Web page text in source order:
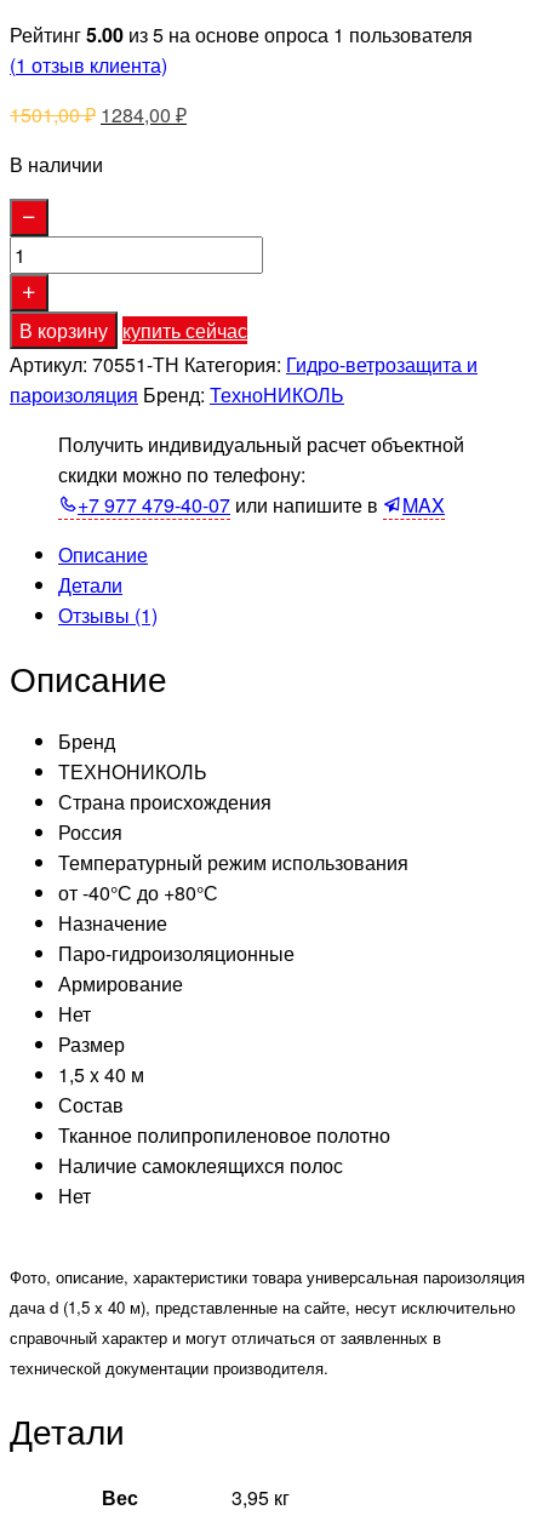
Рейтинг5.00 из 5 на основе опроса 1 пользователя
(1 отзыв клиента)
1501,00₽ Первоначальная
составляла
1284,00 ₽Текущая
В наличии
Количество
товара
Универсальная
пароизоляция
ДАЧА
D
В корзину купить сейчас
Артикул: 70551-ТН Категория: Гидро-ветрозащита и
пароизоляция Бренд: ТехноНИКОЛЬ
Получить индивидуальный расчет объектной
скидки можно по телефону:
+7 977 479-40-07 или напишите в
MAX
Описание
Детали
Отзывы (1)
Описание
Бренд
ТЕХНОНИКОЛЬ
Страна происхождения
Россия
Температурный режим использования
от -40°С до +80°С
Назначение
Паро-гидроизоляционные
Армирование
Нет
Размер
1,5 x 40 м
Состав
Тканное полипропиленовое полотно
Наличие самоклеящихся полос
Нет
Фото, описание, характеристики товара универсальная пароизоляция
дача d (1,5 x 40 м), представленные на сайте, несут исключительно
справочный характер и могут отличаться от заявленных в
технической документации производителя.
Детали
Вес 3,95 кг